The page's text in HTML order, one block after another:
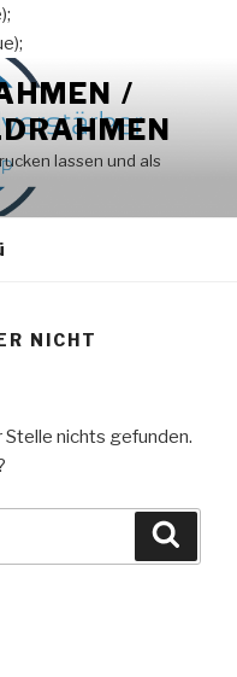
/
lassen und als
NICHT
nichts gefunden.